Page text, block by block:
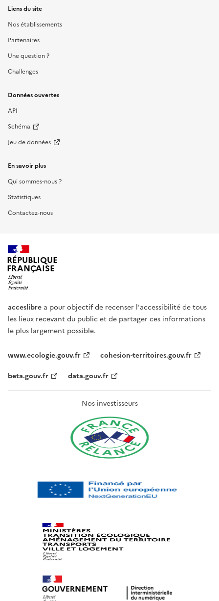
Liens du site
Nos établissements
Partenaires
Une question ?
Challenges
Données ouvertes
API
Schéma
Jeu de données
En savoir plus
Qui sommes-nous ?
Statistiques
Contactez-nous
RÉPUBLIQUE
FRANÇAISE
acceslibre a pour objectif de recenser l'accessibilité de tous
les lieux recevant du public et de partager ces informations
le plus largement possible.
www.ecologie.gouv.fr
cohesion-territoires.gouv.fr
beta.gouv.fr
data.gouv.fr
Nos investisseurs